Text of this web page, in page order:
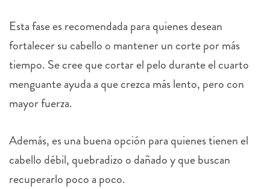
Esta fase es recomendada para quienes desean
fortalecer su cabello o mantener un corte por más
tiempo. Se cree que cortar el pelo durante el cuarto
menguante ayuda a que crezca más lento, pero con
mayor fuerza.
Además, es una buena opción para quienes tienen el
cabello débil, quebradizo o dañado y que buscan
recuperarlo poco a poco.